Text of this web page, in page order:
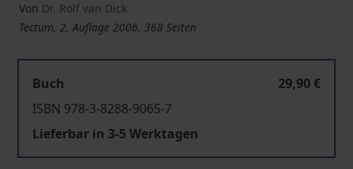
Von Dr. Rolf van Dick
Tectum, 2. Auflage 2006, 368 Seiten
Buch
29,90 €
ISBN 978-3-8288-9065-7
Lieferbar in 3-5 Werktagen